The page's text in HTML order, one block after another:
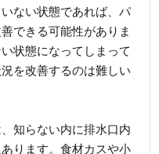
ない状態であれば、パ
できる可能性がありま
状態になってしまって
を改善するのは難しい
知らない内に排水口内
ります。食材カスや小